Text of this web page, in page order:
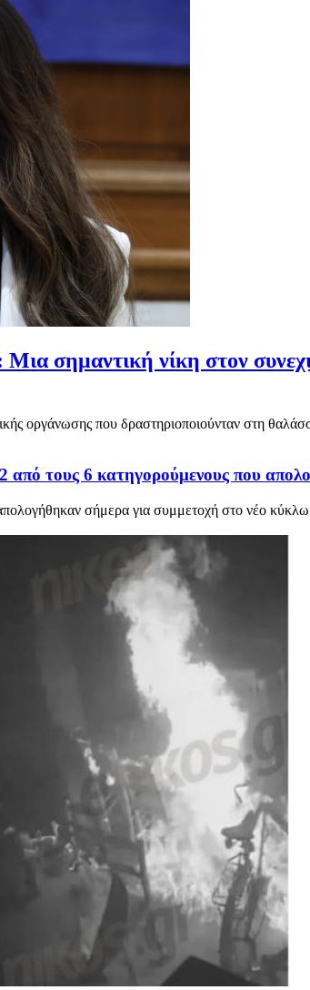
Μια σημαντική νίκη στον
οργάνωσης που δραστηριοποιούνταν στη
τους 6 κατηγορούμενους που
σήμερα για συμμετοχή στο νέο